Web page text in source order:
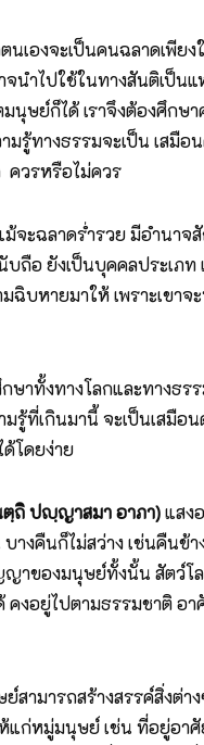
นเองจะเป็นคนฉลาดเพีย
นำไปใช้ในทางสันติเป็น
นุษย์ก็ได้ เราจึงต้องศึกษ
มรู้ทางธรรมจะเป็น เสมือ
ควรหรือไม่ควร
จะฉลาดร่ำรวย มีอำนาจ
บถือ ยังเป็นบุคคลประเภ
บหายมาให้ เพราะเขาจ
ษาทั้งทางโลกและทางธร
รู้ที่เกินมานี้ จะเป็นเสมือ
ด้โดยง่าย
ตฺถิ ปญฺญาสมา อาภา)แสง
างคืนก็ไม่สว่าง เช่นคืนข้า
าของมนุษย์ทั้งนั้น สัตว์โ
งอยู่ไปตามธรรมชาติ อา
ามารถสร้างสรรค์สิ่งต่า
แก่หมู่มนุษย์ เช่น ที่อยู่อาศั